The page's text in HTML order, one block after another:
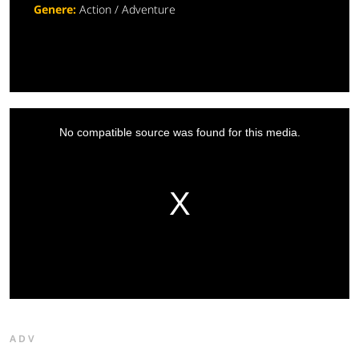
Genere: Action / Adventure
No compatible source was found for this media.
ADV